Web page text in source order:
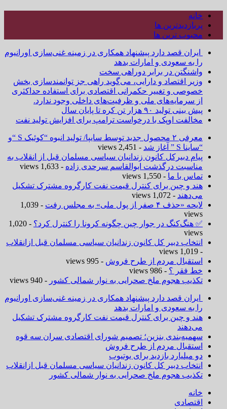
خانه
پربازدیدترین ها
محبوب ترین ها
ایران قصد دارد پیشنهاد همکاری در زمینه غنی‌سازی اورانیوم
را به سعودی و امارات بدهد
واشنگتن در برابر دوراهی سخت
وزیر اقتصاد و دارایی، می‌گوید راهی جز توانمندسازی بخش
خصوصی و تغییر حکمرانی اقتصادی برای استفاده حداکثری
از سرمایه‌های ملی و ظرفیت‌های داخلی وجود ندارد.
پیش بینی تولید ۹۰ هزار تن کره تا پایان سال
مخالفت اوپک با درخواست ترامپ برای افزایش تولید نفت
معرفی ۲ محصول جدید توسط سایپا/ تولید انبوه “کوئیک S “و
“ساینا S ” آغاز شد
- 2,451 views
پیام دبیرکل کانون زندانیان سیاسی مسلمان قبل از انقلاب به
مناسبت درگذشت ابوالقاسم سرحدی زاده - 1,633 views
تماس با ما - 1,550 views
هند و چین برای کنترل قیمت نفت کارگروه مشترک تشکیل
می‌دهند - 1,072 views
لایحه «حذف ۴ صفر از پول ملی» به مجلس رفت
- 1,039
views
✅ هنگ‌کنگ در جوار چین چگونه کرونا را کنترل کرد؟
- 1,020
views
انتخاب دبیر کل کانون زندانیان سیاسی مسلمان قبل ازانقلاب
- 1,019 views
استقبال مردم از طرح فروش - 995 views
خط فقر ؟ - 986 views
تکذیب هجوم ملخ صحرایی به نوار شمالی کشور - 940 views
ایران قصد دارد پیشنهاد همکاری در زمینه غنی‌سازی اورانیوم
را به سعودی و امارات بدهد
هند و چین برای کنترل قیمت نفت کارگروه مشترک تشکیل
می‌دهند
سهمیه‌بندی بنزین؛ تصمیم شورای اقتصادی سران سه قوه
استقبال مردم از طرح فروش
دو میلیارد بازدید برای یوتیوب
انتخاب دبیر کل کانون زندانیان سیاسی مسلمان قبل ازانقلاب
تکذیب هجوم ملخ صحرایی به نوار شمالی کشور
خانه
اقتصادی